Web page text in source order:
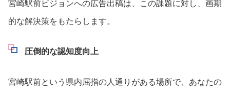
宮崎駅前ビジョンへの広告出稿は、この課題に対し、画期
的な解決策をもたらします。
圧倒的な認知度向上
宮崎駅前という県内屈指の人通りがある場所で、あなたの